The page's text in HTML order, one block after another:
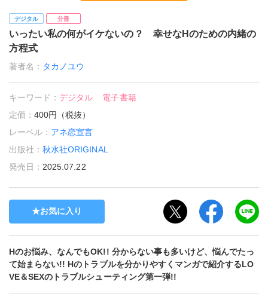
デジタル 分冊
いったい私の何がイケないの？ 幸せなHのための内緒の
方程式
著者名： タカノユウ
キーワード：デジタル
電子書籍
定価：400円（税抜）
レーベル： アネ恋宣言
出版社：秋水社ORIGINAL
発売日： 2025.07.22
お気に入り
Hのお悩み、なんでもOK!! 分からない事も多いけど、悩んでたっ
て始まらない!! Hのトラブルを分かりやすくマンガで紹介するLO
VE＆SEXのトラブルシューティング第一弾!!